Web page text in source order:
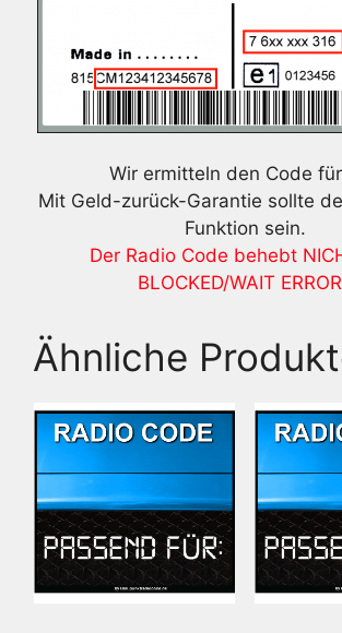
Wir ermitteln den Code
Mit Geld-zurück-Garantie sollte
Funktion sein.
Der Radio Code behebt
BLOCKED/WAIT
Ähnliche